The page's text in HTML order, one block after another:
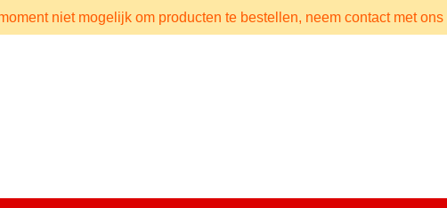
niet mogelijk om producten te bestellen, neem contact met